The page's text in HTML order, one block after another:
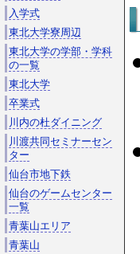
入学式
東北大学寮周辺
東北大学の学部・学科
の一覧
東北大学
卒業式
川内の杜ダイニング
川渡共同セミナーセン
ター
仙台市地下鉄
仙台のゲームセンター
一覧
青葉山エリア
青葉山